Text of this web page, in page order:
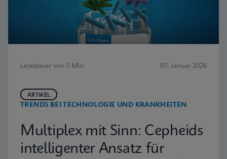
Lesedauer von 5 Min. 07. Januar 2026
TRENDS BEI TECHNOLOGIE UND KRANKHEITEN
ARTIKEL
Multiplex mit Sinn: Cepheids
intelligenter Ansatz für